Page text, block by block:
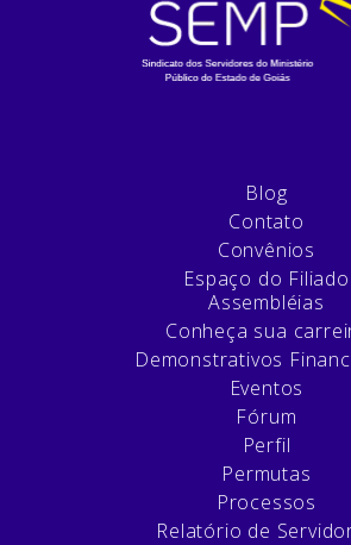
Blog
Contato
Convênios
Espaço do Filiado
Assembléias
Conheça sua
Demonstrativos
Eventos
Fórum
Perfil
Permutas
Processos
Relatório de